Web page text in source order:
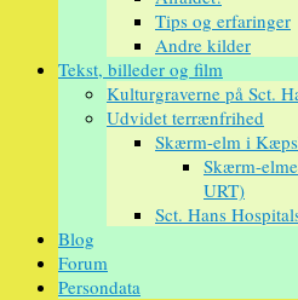
Tips og erfaringer
Andre kilder
Tekst, billeder og film
Kulturgraverne på Sct.
Udvidet terrænfrihed
Skærm-elm i
Skærm-
URT)
Sct. Hans
Blog
Forum
Persondata